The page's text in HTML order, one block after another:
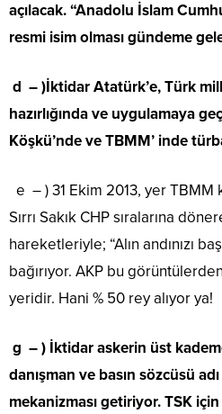
açılacak. “Anadolu İslam
resmi isim olması gündeme
d – )İktidar Atatürk’e, Türk
hazırlığında ve uygulamaya
Köşkü’nde ve TBMM’ inde
e – ) 31 Ekim 2013, yer
Sırrı Sakık CHP sıralarına
hareketleriyle; “Alın andınızı
bağırıyor. AKP bu
yeridir. Hani % 50 rey alıyor ya!
g – ) İktidar askerin üst
danışman ve basın sözcüsü
mekanizması getiriyor. TSK